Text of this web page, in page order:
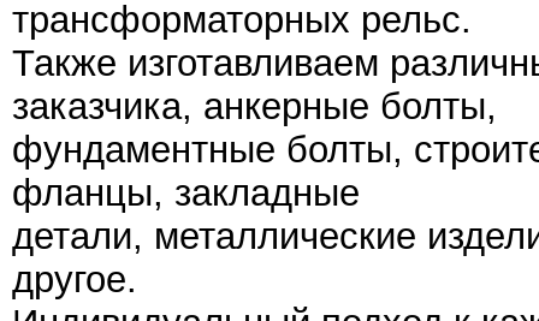
трансформаторных рельс.
Также изготавливаем
заказчика, анкерные болты,
фундаментные болты,
фланцы, закладные
детали, металлические
другое.